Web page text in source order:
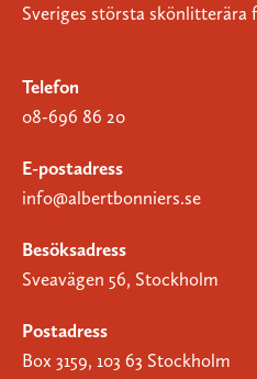
Sveriges största skönlitterära
Telefon
08-696 86 20
E-postadress
info@albertbonniers.se
Besöksadress
Sveavägen 56, Stockholm
Postadress
Box 3159, 103 63 Stockholm